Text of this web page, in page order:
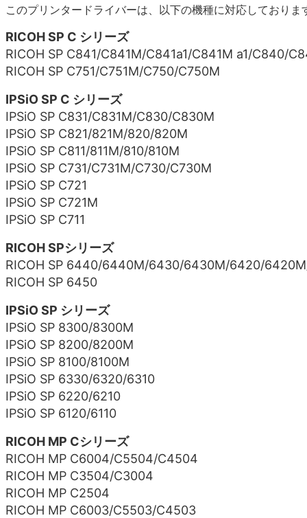
このプリンタードライバーは、以下の機種に対応しておりま
RICOH SP C シリーズ
RICOH SP C841/C841M/C841a1/C841M a1/C840/
RICOH SP C751/C751M/C750/C750M
IPSiO SP C シリーズ
IPSiO SP C831/C831M/C830/C830M
IPSiO SP C821/821M/820/820M
IPSiO SP C811/811M/810/810M
IPSiO SP C731/C731M/C730/C730M
IPSiO SP C721
IPSiO SP C721M
IPSiO SP C711
RICOH SPシリーズ
RICOH SP 6440/6440M/6430/6430M/6420/
RICOH SP 6450
IPSiO SP シリーズ
IPSiO SP 8300/8300M
IPSiO SP 8200/8200M
IPSiO SP 8100/8100M
IPSiO SP 6330/6320/6310
IPSiO SP 6220/6210
IPSiO SP 6120/6110
RICOH MP Cシリーズ
RICOH MP C6004/C5504/C4504
RICOH MP C3504/C3004
RICOH MP C2504
RICOH MP C6003/C5503/C4503